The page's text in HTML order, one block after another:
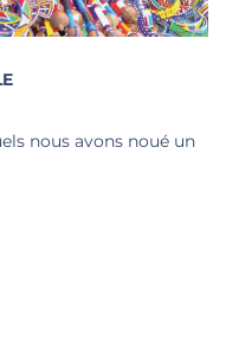
nous avons noué un